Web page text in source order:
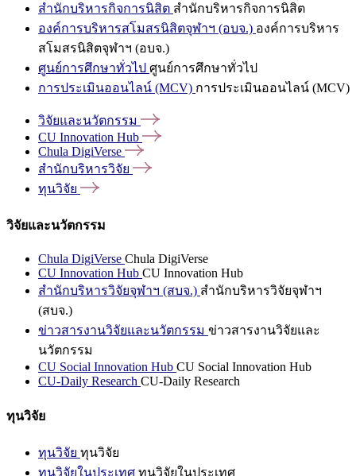
สำนักบริหารกิจการนิสิต สำนักบริหารกิจการนิสิต
องค์การบริหารสโมสรนิสิตจุฬาฯ (อบจ.) องค์การบริหาร
สโมสรนิสิตจุฬาฯ (อบจ.)
ศูนย์การศึกษาทั่วไป ศูนย์การศึกษาทั่วไป
การประเมินออนไลน์ (MCV) การประเมินออนไลน์ (MCV)
วิจัยและนวัตกรรม
CU Innovation Hub
Chula DigiVerse
สำนักบริหารวิจัย
ทุนวิจัย
วิจัยและนวัตกรรม
Chula DigiVerse Chula DigiVerse
CU Innovation Hub CU Innovation Hub
สำนักบริหารวิจัยจุฬาฯ (สบจ.) สำนักบริหารวิจัยจุฬาฯ
(สบจ.)
ข่าวสารงานวิจัยและนวัตกรรม ข่าวสารงานวิจัยและ
นวัตกรรม
CU Social Innovation Hub CU Social Innovation Hub
CU-Daily Research CU-Daily Research
ทุนวิจัย
ทุนวิจัย ทุนวิจัย
ทุนวิจัยในประเทศ ทุนวิจัยในประเทศ